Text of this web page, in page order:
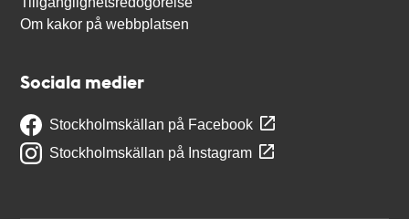
Om kakor på webbplatsen
Sociala medier
Stockholmskällan på Facebook
Stockholmskällan på Instagram